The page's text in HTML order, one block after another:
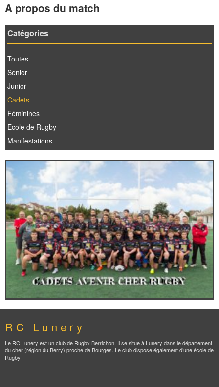
A propos du match
Catégories
Toutes
Senior
Junior
Cadets
Féminines
Ecole de Rugby
Manifestations
RC Lunery
Le RC Lunery est un club de Rugby Berrichon. Il se situe à Lunery dans le département
du cher (région du Berry) proche de Bourges. Le club dispose également d’une école de
Rugby